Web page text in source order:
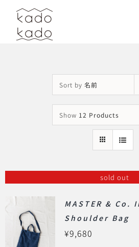
Skip
content
Sort by 名前
Show 12 Products
sold out
MASTER & Co.
Shoulder Bag
¥9,680